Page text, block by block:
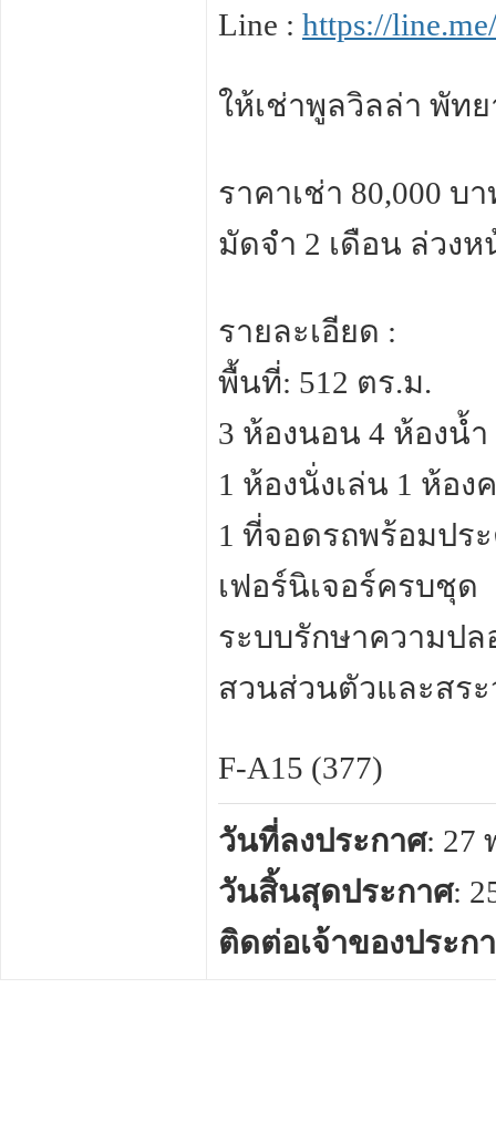
Line : https://
ให้เช่าพูลวิลล่า พัท
ราคาเช่า 80,000
มัดจำ 2 เดือน ล่วงห
รายละเอียด :
พื้นที่: 512 ตร.ม.
3 ห้องนอน 4 ห้องน้ำ
1 ห้องนั่งเล่น 1 ห้อง
1 ที่จอดรถพร้อมปร
เฟอร์นิเจอร์ครบชุด
ระบบรักษาความป
สวนส่วนตัวและสร
F-A15 (377)
วันที่ลงประกาศ: 27
วันสิ้นสุดประกาศ:
ติดต่อเจ้าของประก